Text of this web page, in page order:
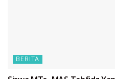
BERITA